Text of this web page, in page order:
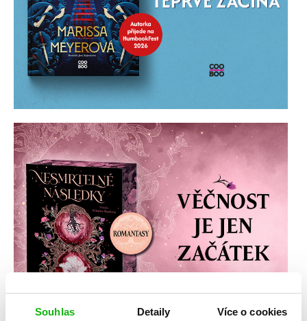
Souhlas Detaily Více o cookies